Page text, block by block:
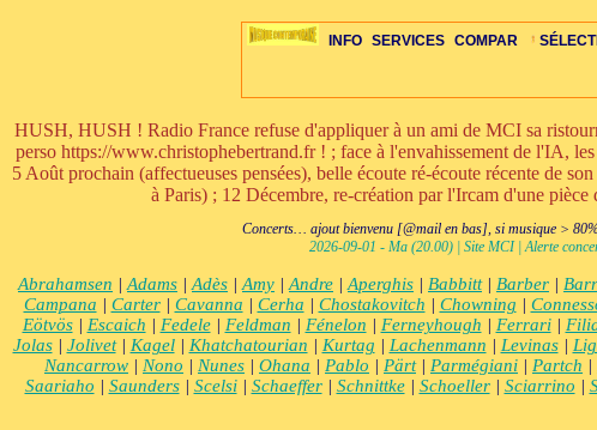
INFO
ÉDITORIAUX ACTUS-CONCERTS HISTOIRE
SERVICES
MAJ-LISTE ARCH-CONCERTS LIENS RADIOS
COMPAR
SÉLECTION GUIDE-EXPRESS ŒUVRES
SÉLECTION COMPOS-INTRO COMPO-INDIV
20ÈME PARAL 1001 CD TOP-REC BONUS-
PIANO-CONC
HUSH, HUSH ! Radio France refuse d'appliquer à un ami de MCI sa
perso https://www.christophebertrand.fr ! ; face à l'envahissement de l'IA,
5 Août prochain (affectueuses pensées), belle écoute ré-écoute récente de
à Paris) ; 12 Décembre, re-création par l'Ircam d'une
Concerts… ajout bienvenu [@mail en bas], si musique >
2026-09-01 - Ma (20.00) | Site MCI | Alerte
Abrahamsen | Adams | Adès | Amy | Andre | Aperghis | Babbitt| Barber |
Campana | Carter| Cavanna | Cerha | Chostakovitch | Chowning |
Eötvös| Escaich | Fedele| Feldman | Fénelon | Ferneyhough | Ferrari|
Jolas| Jolivet| Kagel| Khatchatourian | Kurtag | Lachenmann | Levinas|
Nancarrow | Nono | Nunes | Ohana | Pablo | Pärt| Parmégiani | Partch |
Saariaho | Saunders| Scelsi| Schaeffer| Schnittke| Schoeller| Sciarrino |